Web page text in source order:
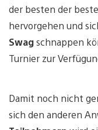
der besten der
hervorgehen und
Swagschnappen
Turnier zur
Damit noch nicht
sich den anderen